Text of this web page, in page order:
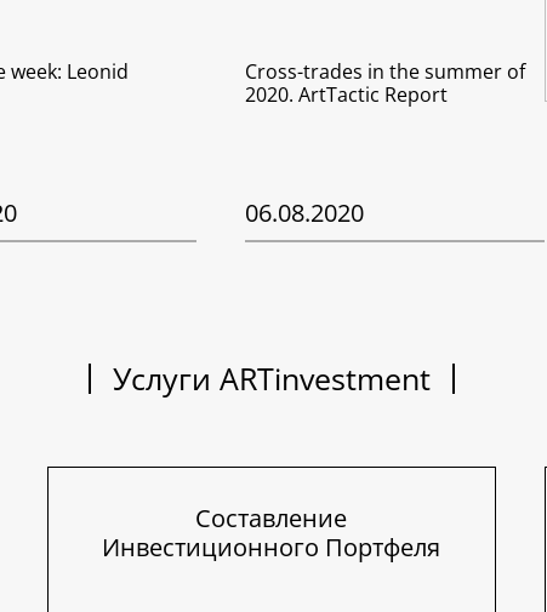
Leonid
Cross-trades in the summer of
2020. ArtTactic Report
06.08.2020
Услуги ARTinvestment
Составление
Инвестиционного Портфеля